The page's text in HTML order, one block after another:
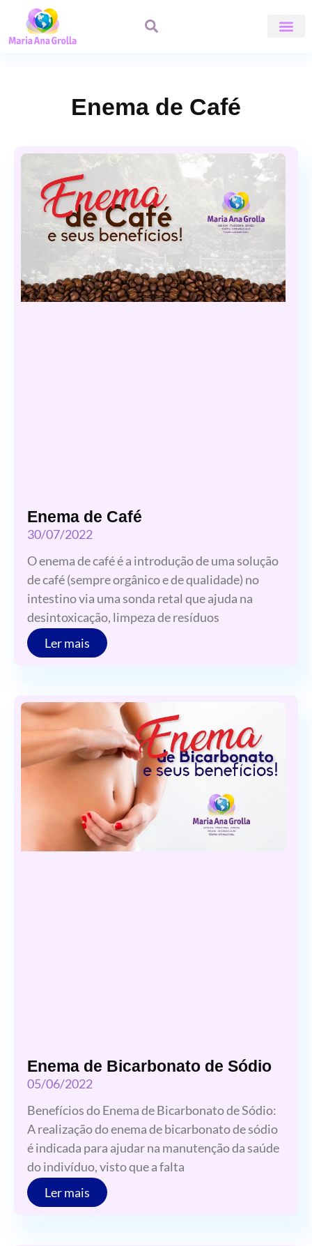
Enema de Café
Enema de Café
30/07/2022
O enema de café é a introdução de uma solução
de café (sempre orgânico e de qualidade) no
intestino via uma sonda retal que ajuda na
desintoxicação, limpeza de resíduos
Ler mais
Enema de Bicarbonato de Sódio
05/06/2022
Benefícios do Enema de Bicarbonato de Sódio:
A realização do enema de bicarbonato de sódio
é indicada para ajudar na manutenção da saúde
do indivíduo, visto que a falta
Ler mais